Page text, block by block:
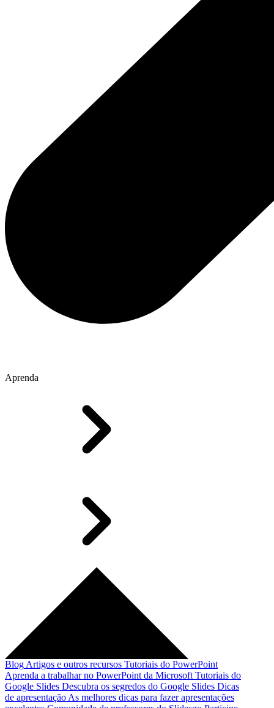
Aprenda
Blog Artigos e outros recursos Tutoriais do PowerPoint
Aprenda a trabalhar no PowerPoint da Microsoft Tutoriais do
Google Slides Descubra os segredos do Google Slides Dicas
de apresentação As melhores dicas para fazer apresentações